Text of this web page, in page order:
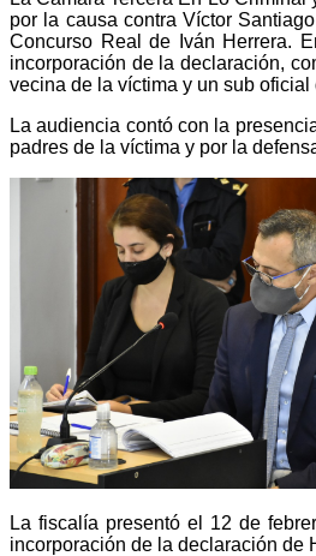
por la causa contra Víctor
Concurso Real de
Iván Herrera.
incorporación de la declaración,
vecina de la víctima y un sub oficial
La audiencia contó con la
padres de la víctima y por la
La fiscalía presentó el 12 de
incorporación de la declaración de